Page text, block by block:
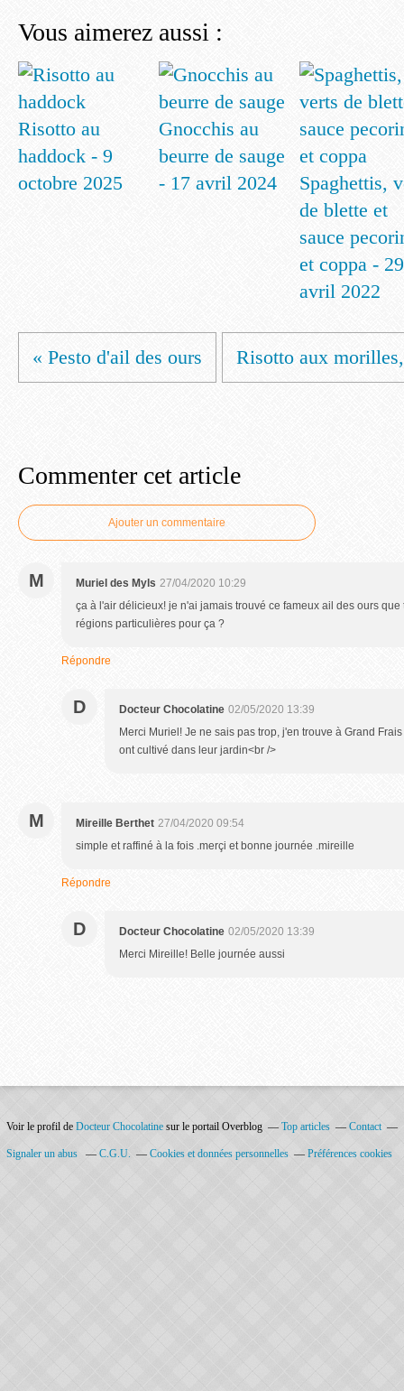
Vous aimerez aussi :
Risotto au
haddock - 9
octobre 2025
Gnocchis au
beurre de sauge
- 17 avril 2024
Spaghettis,
de blette et
sauce
et coppa - 29
avril 2022
« Pesto d'ail des ours Risotto aux
Commenter cet article
Ajouter un commentaire
M Muriel des Myls 27/04/2020 10:29
ça à l'air délicieux! je n'ai jamais trouvé ce fameux ail des ours
régions particulières pour ça ?
Répondre
D Docteur Chocolatine 02/05/2020 13:39
Merci Muriel! Je ne sais pas trop, j'en trouve à Grand
ont cultivé dans leur jardin<br />
M Mireille Berthet 27/04/2020 09:54
simple et raffiné à la fois .merçi et bonne journée .mireille
Répondre
D Docteur Chocolatine 02/05/2020 13:39
Merci Mireille! Belle journée aussi
Voir le profil de Docteur Chocolatine sur le portail Overblog Top articles Contact
Signaler un abus C.G.U. Cookies et données personnelles Préférences cookies